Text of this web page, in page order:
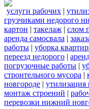
услуги рабочих |
грузчиками недорого
картон | такелаж | слом
аренда самосвала |
работы | уборка
переезд недорого |
погрузочные работы |
строительного мусора |
новгороде | утилизация
монтаж строений |
перевозки нижний